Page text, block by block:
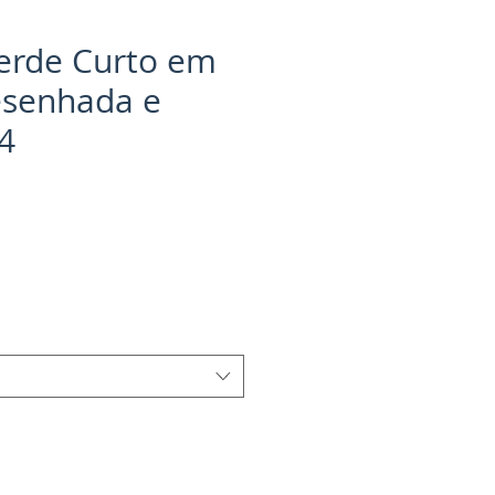
Curto em
e